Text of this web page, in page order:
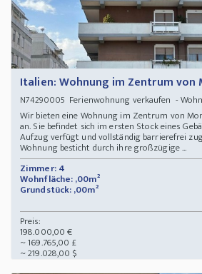
Italien: Wohnung im Zentrum von
N74290005 Ferienwohnung verkaufen -
Wir bieten eine Wohnung im Zentrum von
an. Sie befindet sich im ersten Stock eines
Aufzug verfügt und vollständig barrierefrei
Wohnung besticht durch ihre großzügige ...
Zimmer: 4
Wohnfläche: ,00m²
Grundstück: ,00m²
Preis:
198.000,00 €
~ 169.765,00 £
~ 219.028,00 $